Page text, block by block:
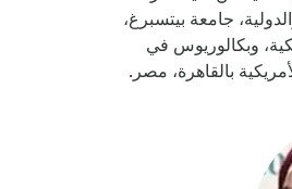
جامعة بيتسبرغ،
وبكالوريوس في
بالقاهرة، مصر.